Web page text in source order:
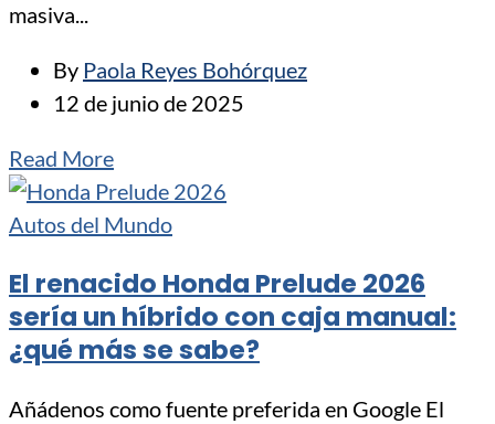
masiva...
By Paola Reyes Bohórquez
12 de junio de 2025
Read More
Autos del Mundo
El renacido Honda Prelude 2026
sería un híbrido con caja manual:
¿qué más se sabe?
Añádenos como fuente preferida en Google El